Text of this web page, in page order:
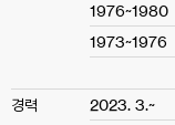
1976~1980
1973~1976
경력 2023. 3.~